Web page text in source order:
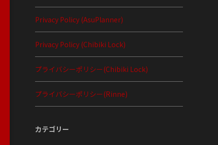
Privacy Policy (AsuPlanner)
Privacy Policy (Chibiki Lock)
プライバシーポリシー(Chibiki Lock)
プライバシーポリシー(Rinne)
カテゴリー